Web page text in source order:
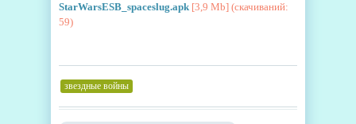
StarWarsESB_spaceslug.apk [3,9 Mb] (cкачиваний:
59)
звездные войны